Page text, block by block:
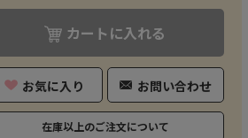
カートに入れる
お気に入り お問い合わせ
在庫以上のご注文について